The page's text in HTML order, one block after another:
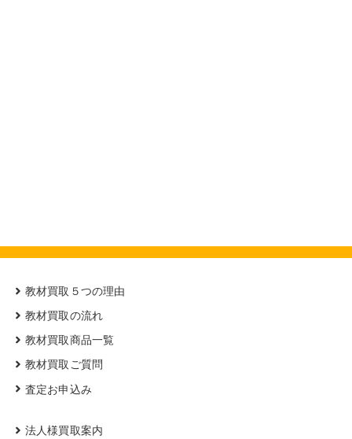
教材買取５つの理由
教材買取の流れ
教材買取商品一覧
教材買取ご質問
査定お申込み
法人様買取案内